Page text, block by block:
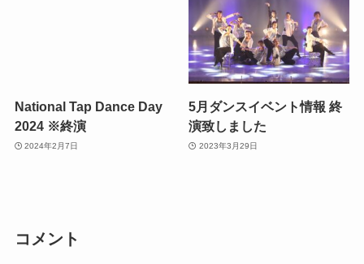
National Tap Dance Day
2024 ※終演
2024年2月7日
5月ダンスイベント情報 終
演致しました
2023年3月29日
コメント